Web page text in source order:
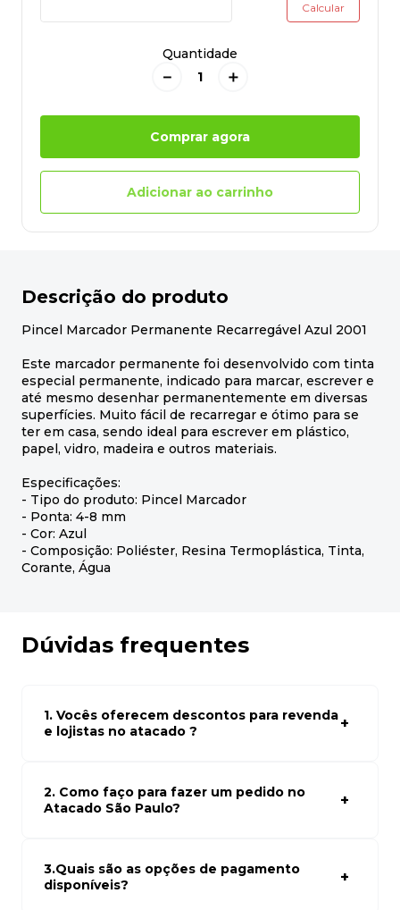
Quantidade
＋
－
Comprar agora
Adicionar ao carrinho
Descrição do produto
Pincel Marcador Permanente Recarregável Azul 2001
Este marcador permanente foi desenvolvido com tinta
especial permanente, indicado para marcar, escrever e
até mesmo desenhar permanentemente em diversas
superfícies. Muito fácil de recarregar e ótimo para se
ter em casa, sendo ideal para escrever em plástico,
papel, vidro, madeira e outros materiais.
Especificações:
- Tipo do produto: Pincel Marcador
- Ponta: 4-8 mm
- Cor: Azul
- Composição: Poliéster, Resina Termoplástica, Tinta,
Corante, Água
Dúvidas frequentes
1. Vocês oferecem descontos para revenda
e lojistas no atacado ?
atacado empresas e compre com os melhores preços
para seu modelo de negócio
2. Como faço para fazer um pedido no
Atacado São Paulo?
carrinho. Em seguida, siga as instruções para finalizar a
compra. Se precisar de ajuda, nossa equipe de suporte
está à disposição para auxiliá-lo.
3.Quais são as opções de pagamento
disponíveis?